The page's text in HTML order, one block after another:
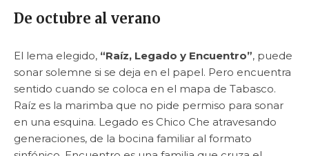
De octubre al verano
El lema elegido, “Raíz, Legado y Encuentro”, puede
sonar solemne si se deja en el papel. Pero encuentra
sentido cuando se coloca en el mapa de Tabasco.
Raíz es la marimba que no pide permiso para sonar
en una esquina. Legado es Chico Che atravesando
generaciones, de la bocina familiar al formato